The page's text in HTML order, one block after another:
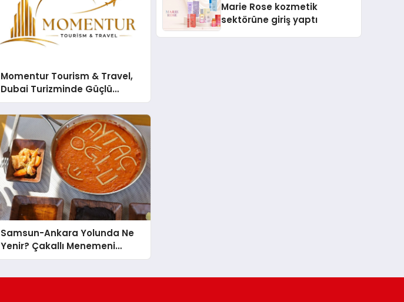
Momentur Tourism & Travel,
Dubai Turizminde Güçlü
Operasyon Ağıyla Fark
Yaratıyor
Samsun-Ankara Yolunda Ne
Yenir? Çakallı Menemeni
Molası
Aldı
Marie Rose kozmetik
sektörüne giriş yaptı